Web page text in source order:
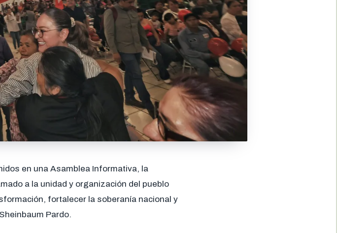
en una Asamblea Informativa, la
a la unidad y organización del pueblo
fortalecer la soberanía nacional y
Pardo.